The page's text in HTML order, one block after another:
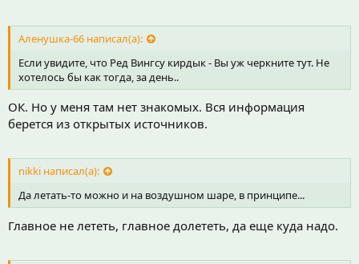
Аленушка-66 написал(а):
Если увидите, что Ред Вингсу кирдык - Вы уж черкните тут. Не
хотелось бы как тогда, за день..
ОК. Но у меня там нет знакомых. Вся информация
берется из открытых источников.
nikki написал(а):
Да летать-то можно и на воздушном шаре, в принципе...
Главное не лететь, главное долететь, да еще куда надо.